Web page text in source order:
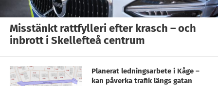
Misstänkt rattfylleri efter krasch – och
inbrott i Skellefteå centrum
Planerat ledningsarbete i Kåge –
kan påverka trafik längs gatan